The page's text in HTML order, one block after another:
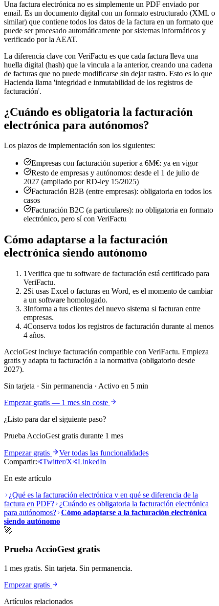
Una factura electrónica no es simplemente un PDF enviado por
email. Es un documento digital con un formato estructurado (XML o
similar) que contiene todos los datos de la factura en un formato que
puede ser procesado automáticamente por sistemas informáticos y
verificado por la AEAT.
La diferencia clave con VeriFactu es que cada factura lleva una
huella digital (hash) que la vincula a la anterior, creando una cadena
de facturas que no puede modificarse sin dejar rastro. Esto es lo que
Hacienda llama 'integridad e inmutabilidad de los registros de
facturación'.
¿Cuándo es obligatoria la facturación
electrónica para autónomos?
Los plazos de implementación son los siguientes:
Empresas con facturación superior a 6M€: ya en vigor
Resto de empresas y autónomos: desde el 1 de julio de
2027 (ampliado por RD-ley 15/2025)
Facturación B2B (entre empresas): obligatoria en todos los
casos
Facturación B2C (a particulares): no obligatoria en formato
electrónico, pero sí con VeriFactu
Cómo adaptarse a la facturación
electrónica siendo autónomo
1Verifica que tu software de facturación está certificado para
VeriFactu.
2Si usas Excel o facturas en Word, es el momento de cambiar
a un software homologado.
3Informa a tus clientes del nuevo sistema si facturan entre
empresas.
4Conserva todos los registros de facturación durante al menos
4 años.
AccioGest incluye facturación compatible con VeriFactu. Empieza
gratis y adapta tu facturación a la normativa (obligatorio desde
2027).
Sin tarjeta · Sin permanencia · Activo en 5 min
Empezar gratis — 1 mes sin coste
¿Listo para dar el siguiente paso?
Prueba AccioGest gratis durante 1 mes
Empezar gratis
Ver todas las funcionalidades
Compartir:
Twitter/X
LinkedIn
En este artículo
¿Qué es la facturación electrónica y en qué se diferencia de la
factura en PDF?
¿Cuándo es obligatoria la facturación electrónica
para autónomos? Cómo adaptarse a la facturación electrónica
siendo autónomo
🚀
Prueba AccioGest gratis
1 mes gratis. Sin tarjeta. Sin permanencia.
Empezar gratis
Artículos relacionados